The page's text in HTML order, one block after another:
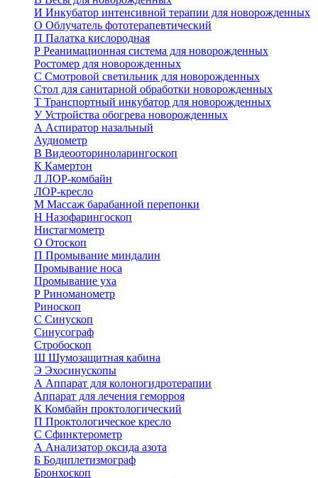
И Инкубатор интенсивной терапии для новорожденных
О Облучатель фототерапевтический
П Палатка кислородная
Р Реанимационная система для новорожденных
Ростомер для новорожденных
С Смотровой светильник для новорожденных
Стол для санитарной обработки новорожденных
Т Транспортный инкубатор для новорожденных
УУстройства обогрева новорожденных
А Аспиратор назальный
Аудиометр
В Видеооториноларингоскоп
К Камертон
Л ЛОР-комбайн
ЛОР-кресло
М Массаж барабанной перепонки
Н Назофарингоскоп
Нистагмометр
О Отоскоп
П Промывание миндалин
Промывание носа
Промывание уха
Р Риноманометр
Риноскоп
С Синускоп
Синусограф
Стробоскоп
Ш Шумозащитная кабина
Э Эхосинускопы
А Аппарат для колоногидротерапии
Аппарат для лечения геморроя
К Комбайн проктологический
П Проктологическое кресло
С Сфинктерометр
А Анализатор оксида азота
Б Бодиплетизмограф
Бронхоскоп